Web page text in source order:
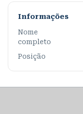
Informações
Nome
completo
Posição